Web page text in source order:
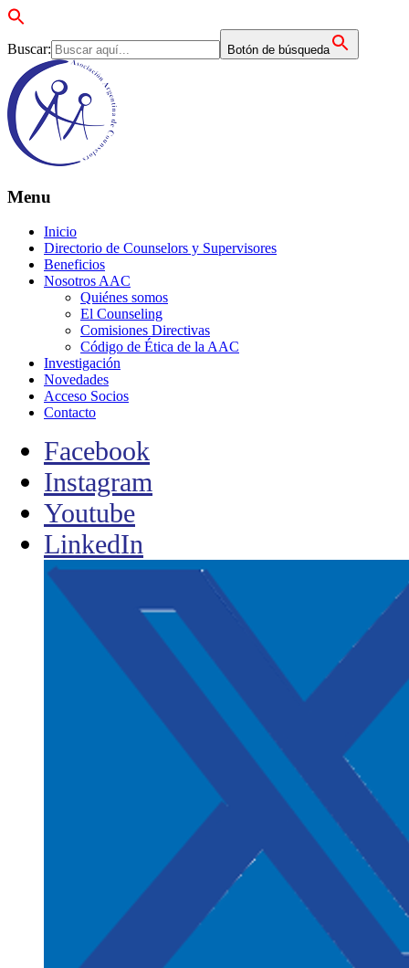
Buscar: Botón de búsqueda
Menu
Inicio
Directorio de Counselors y Supervisores
Beneficios
Nosotros AAC
Quiénes somos
El Counseling
Comisiones Directivas
Código de Ética de la AAC
Investigación
Novedades
Acceso Socios
Contacto
Facebook
Instagram
Youtube
LinkedIn